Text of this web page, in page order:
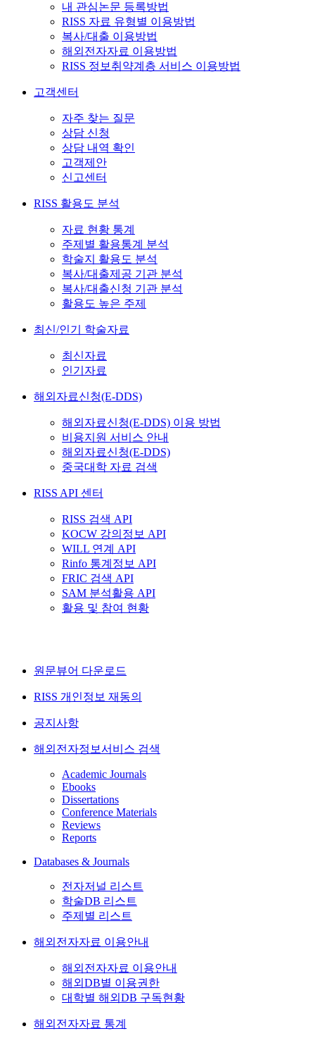
내 관심논문 등록방법
RISS 자료 유형별 이용방법
복사/대출 이용방법
해외전자자료 이용방법
RISS 정보취약계층 서비스 이용방법
고객센터
자주 찾는 질문
상담 신청
상담 내역 확인
고객제안
신고센터
RISS 활용도 분석
자료 현황 통계
주제별 활용통계 분석
학술지 활용도 분석
복사/대출제공 기관 분석
복사/대출신청 기관 분석
활용도 높은 주제
최신/인기 학술자료
최신자료
인기자료
해외자료신청(E-DDS)
해외자료신청(E-DDS) 이용 방법
비용지원 서비스 안내
해외자료신청(E-DDS)
중국대학 자료 검색
RISS API 센터
RISS 검색 API
KOCW 강의정보 API
WILL 연계 API
Rinfo 통계정보 API
FRIC 검색 API
SAM 분석활용 API
활용 및 참여 현황
원문뷰어 다운로드
RISS 개인정보 재동의
공지사항
해외전자정보서비스 검색
Academic Journals
Ebooks
Dissertations
Conference Materials
Reviews
Reports
Databases & Journals
전자저널 리스트
학술DB 리스트
주제별 리스트
해외전자자료 이용안내
해외전자자료 이용안내
해외DB별 이용권한
대학별 해외DB 구독현황
해외전자자료 통계